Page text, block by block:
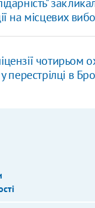
на місцевих
чотирьом
перестрілці в